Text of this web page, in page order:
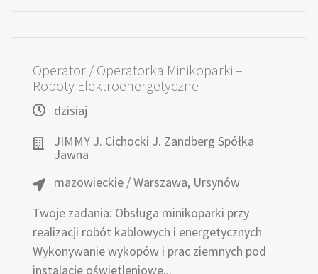
Operator / Operatorka Minikoparki –
Roboty Elektroenergetyczne
dzisiaj
JIMMY J. Cichocki J. Zandberg Spółka
Jawna
mazowieckie / Warszawa, Ursynów
Twoje zadania: Obsługa minikoparki przy
realizacji robót kablowych i energetycznych
Wykonywanie wykopów i prac ziemnych pod
instalacje oświetleniowe...